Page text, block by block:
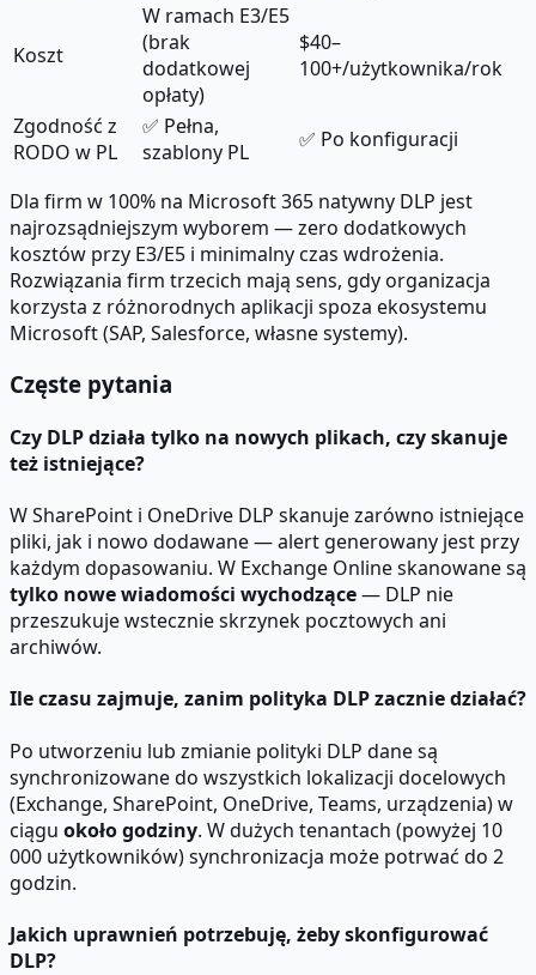
Koszt
W ramach E3/E5
(brak
dodatkowej
opłaty)
$40–
100+/użytkownika/rok
Zgodność z
RODO w PL
✅ Pełna,
szablony PL
✅ Po konfiguracji
Dla firm w 100% na Microsoft 365 natywny DLP jest
najrozsądniejszym wyborem — zero dodatkowych
kosztów przy E3/E5 i minimalny czas wdrożenia.
Rozwiązania firm trzecich mają sens, gdy organizacja
korzysta z różnorodnych aplikacji spoza ekosystemu
Microsoft (SAP, Salesforce, własne systemy).
Częste pytania
Czy DLP działa tylko na nowych plikach, czy skanuje
też istniejące?
W SharePoint i OneDrive DLP skanuje zarówno istniejące
pliki, jak i nowo dodawane — alert generowany jest przy
każdym dopasowaniu. W Exchange Online skanowane są
tylko nowe wiadomości wychodzące— DLP nie
przeszukuje wstecznie skrzynek pocztowych ani
archiwów.
Ile czasu zajmuje, zanim polityka DLP zacznie działać?
Po utworzeniu lub zmianie polityki DLP dane są
synchronizowane do wszystkich lokalizacji docelowych
(Exchange, SharePoint, OneDrive, Teams, urządzenia) w
ciągu około godziny. W dużych tenantach (powyżej 10
000 użytkowników) synchronizacja może potrwać do 2
godzin.
Jakich uprawnień potrzebuję, żeby skonfigurować
DLP?